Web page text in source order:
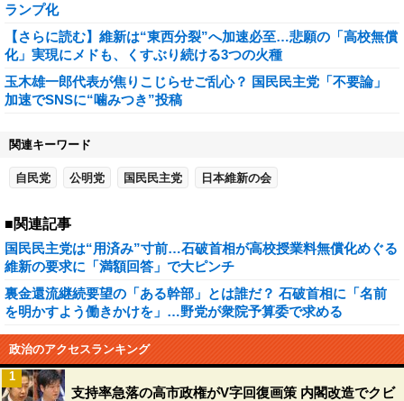
ランプ化
【さらに読む】維新は“東西分裂”へ加速必至…悲願の「高校無償
化」実現にメドも、くすぶり続ける3つの火種
玉木雄一郎代表が焦りこじらせご乱心？ 国民民主党「不要論」
加速でSNSに“噛みつき”投稿
関連キーワード
自民党 公明党 国民民主党 日本維新の会
■関連記事
国民民主党は“用済み”寸前…石破首相が高校授業料無償化めぐる
維新の要求に「満額回答」で大ピンチ
裏金還流継続要望の「ある幹部」とは誰だ？ 石破首相に「名前
を明かすよう働きかけを」…野党が衆院予算委で求める
政治のアクセスランキング
支持率急落の高市政権がV字回復画策 内閣改造でクビ
1